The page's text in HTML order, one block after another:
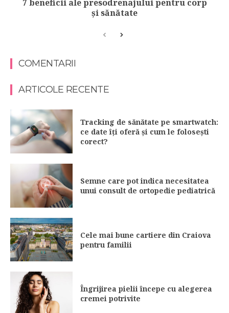
7 beneficii ale presodrenajului pentru corp
și sănătate
COMENTARII
ARTICOLE RECENTE
Tracking de sănătate pe smartwatch:
ce date îți oferă și cum le folosești
corect?
Semne care pot indica necesitatea
unui consult de ortopedie pediatrică
Cele mai bune cartiere din Craiova
pentru familii
Îngrijirea pielii începe cu alegerea
cremei potrivite